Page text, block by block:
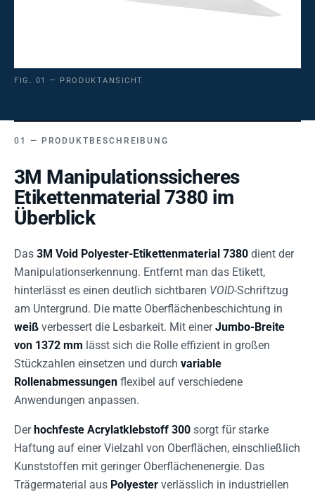
FIG. 01 — PRODUKTANSICHT
PRODUKTBESCHREIBUNG
3M Manipulationssicheres
Etikettenmaterial 7380 im
Überblick
Das 3M Void Polyester-Etikettenmaterial 7380 dient der
Manipulationserkennung. Entfernt man das Etikett,
hinterlässt es einen deutlich sichtbaren VOID-Schriftzug
am Untergrund. Die matte Oberflächenbeschichtung in
weiß verbessert die Lesbarkeit. Mit einerJumbo-Breite
von 1372 mm lässt sich die Rolle effizient in großen
Stückzahlen einsetzen und durch variable
Rollenabmessungen flexibel auf verschiedene
Anwendungen anpassen.
Derhochfeste Acrylatklebstoff 300 sorgt für starke
Haftung auf einer Vielzahl von Oberflächen, einschließlich
Kunststoffen mit geringer Oberflächenenergie. Das
Trägermaterial aus Polyester verlässlich in industriellen